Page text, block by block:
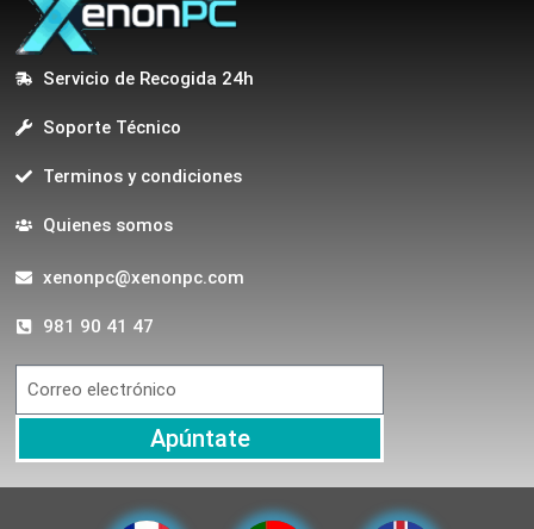
Servicio de Recogida 24h
Soporte Técnico
Terminos y condiciones
Quienes somos
xenonpc@xenonpc.com
981 90 41 47
Apúntate